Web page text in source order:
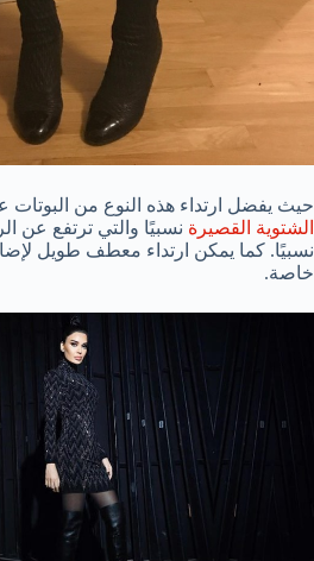
حيث يفضل ارتداء هذه النوع من البوتات
الشتوية القصيرة نسبيًا والتي ترتفع عن
نسبيًا. كما يمكن ارتداء معطف طويل
خاصة.